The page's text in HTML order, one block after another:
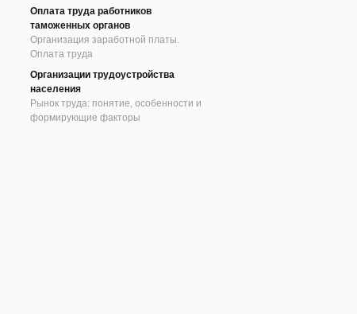
Оплата труда работников
таможенных органов
Организация заработной платы.
Оплата труда
Организации трудоустройства
населения
Рынок труда: понятие, особенности и
формирующие факторы